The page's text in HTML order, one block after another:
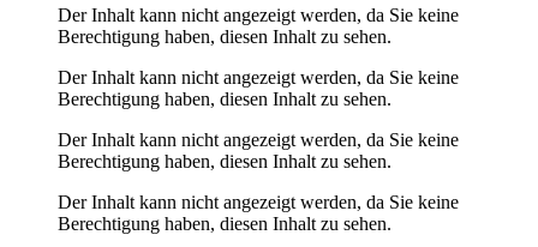
Der Inhalt kann nicht angezeigt werden, da Sie keine
Berechtigung haben, diesen Inhalt zu sehen.
Der Inhalt kann nicht angezeigt werden, da Sie keine
Berechtigung haben, diesen Inhalt zu sehen.
Der Inhalt kann nicht angezeigt werden, da Sie keine
Berechtigung haben, diesen Inhalt zu sehen.
Der Inhalt kann nicht angezeigt werden, da Sie keine
Berechtigung haben, diesen Inhalt zu sehen.